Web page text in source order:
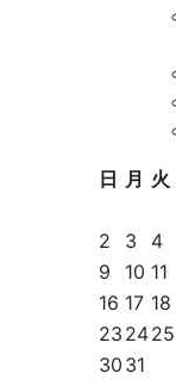
日 月 火
2
3 4
9
10 11
16 17 18
23 2425
30 31